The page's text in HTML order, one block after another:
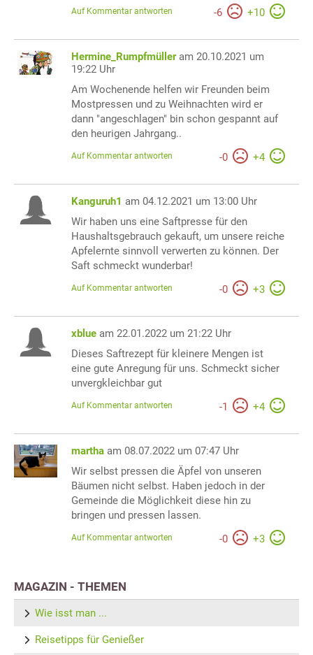
-6 +10
Auf Kommentar antworten
Hermine_Rumpfmüller am 20.10.2021 um
19:22 Uhr
Am Wochenende helfen wir Freunden beim
Mostpressen und zu Weihnachten wird er
dann "angeschlagen" bin schon gespannt auf
den heurigen Jahrgang..
-0 +4
Auf Kommentar antworten
Kanguruh1 am 04.12.2021 um 13:00 Uhr
Wir haben uns eine Saftpresse für den
Haushaltsgebrauch gekauft, um unsere reiche
Apfelernte sinnvoll verwerten zu können. Der
Saft schmeckt wunderbar!
-0 +3
Auf Kommentar antworten
xblue am 22.01.2022 um 21:22 Uhr
Dieses Saftrezept für kleinere Mengen ist
eine gute Anregung für uns. Schmeckt sicher
unvergkleichbar gut
-1 +4
Auf Kommentar antworten
martha am 08.07.2022 um 07:47 Uhr
Wir selbst pressen die Äpfel von unseren
Bäumen nicht selbst. Haben jedoch in der
Gemeinde die Möglichkeit diese hin zu
bringen und pressen lassen.
-0 +3
Auf Kommentar antworten
MAGAZIN - THEMEN
Wie isst man ...
Reisetipps für Genießer